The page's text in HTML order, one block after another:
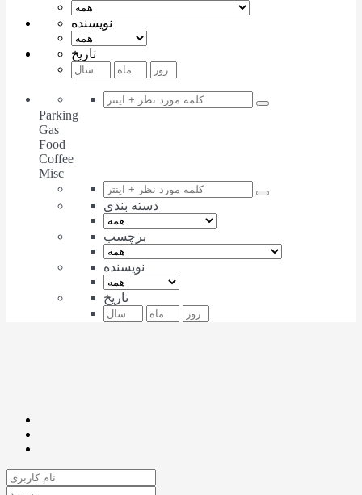
نویسنده
تاریخ
Parking
Gas
Food
Coffee
Misc
دسته بندی
برچسب
نویسنده
تاریخ